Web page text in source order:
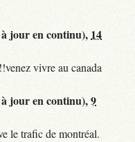
jour en continu), 14
vivre au canada
jour en continu),9
le trafic de montréal.